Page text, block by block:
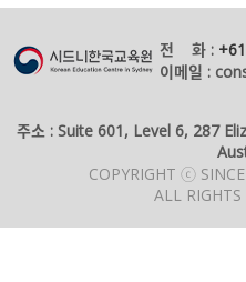
전 화 :
이메일 :
주소 : Suite 601, Level 6, 287
COPYRIGHT ⓒ
ALL RIGHTS